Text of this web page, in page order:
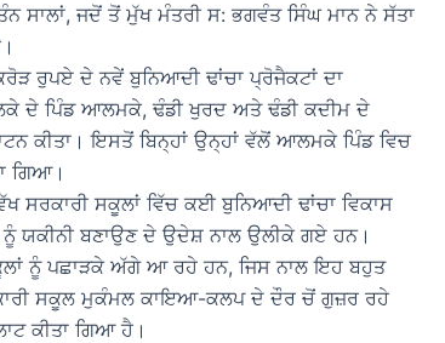
ਸਾਲਾਂ, ਜਦੋਂ ਤੋਂ ਮੁੱਖ ਮੰਤਰੀ ਸ: ਭਗਵੰਤ ਸਿੰਘ ਮਾਨ ਨੇ ਸੱਤਾ
ਰੁਪਏ ਦੇ ਨਵੇਂ ਬੁਨਿਆਦੀ ਢਾਂਚਾ ਪ੍ਰੋਜੈਕਟਾਂ ਦਾ
ਦੇ ਪਿੰਡ ਆਲਮਕੇ, ਢੰਡੀ ਖੁਰਦ ਅਤੇ ਢੰਡੀ ਕਦੀਮ ਦੇ
ਕੀਤਾ। ਇਸਤੋਂ ਬਿਨ੍ਹਾਂ ਉਨ੍ਹਾਂ ਵੱਲੋਂ ਆਲਮਕੇ ਪਿੰਡ ਵਿਚ
ਗਿਆ।
ਸਕੂਲਾਂ ਵਿੱਚ ਕਈ ਬੁਨਿਆਦੀ ਢਾਂਚਾ ਵਿਕਾਸ
ਯਕੀਨੀ ਬਣਾਉਣ ਦੇ ਉਦੇਸ਼ ਨਾਲ ਉਲੀਕੇ ਗਏ ਹਨ।
ਨੂੰ ਪਛਾੜਕੇ ਅੱਗੇ ਆ ਰਹੇ ਹਨ, ਜਿਸ ਨਾਲ ਇਹ ਬਹੁਤ
ਸਕੂਲ ਮੁਕੰਮਲ ਕਾਇਆ-ਕਲਪ ਦੇ ਦੌਰ ਚੋਂ ਗੁਜ਼ਰ ਰਹੇ
ਕੀਤਾ ਗਿਆ ਹੈ।